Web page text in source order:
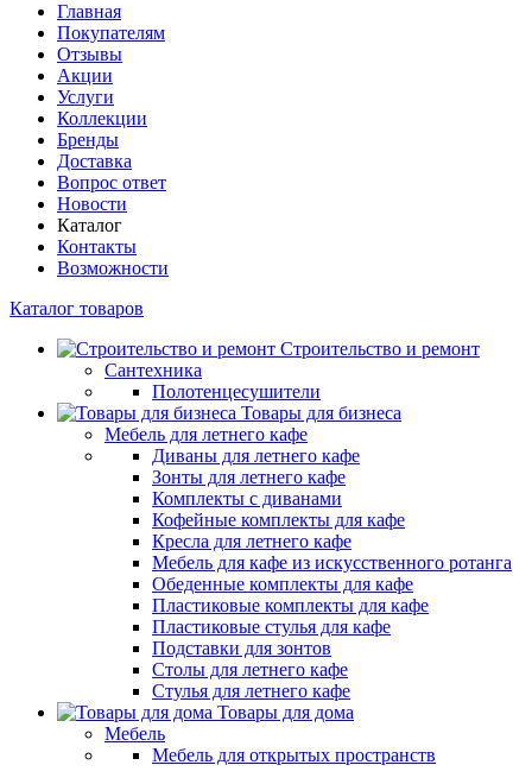
Главная
Покупателям
Отзывы
Акции
Услуги
Коллекции
Бренды
Доставка
Вопрос ответ
Новости
Каталог
Контакты
Возможности
Каталог товаров
Строительство и ремонт
Сантехника
Полотенцесушители
Товары для бизнеса
Мебель для летнего кафе
Диваны для летнего кафе
Зонты для летнего кафе
Комплекты с диванами
Кофейные комплекты для кафе
Кресла для летнего кафе
Мебель для кафе из искусственного ротанга
Обеденные комплекты для кафе
Пластиковые комплекты для кафе
Пластиковые стулья для кафе
Подставки для зонтов
Столы для летнего кафе
Стулья для летнего кафе
Товары для дома
Мебель
Мебель для открытых пространств